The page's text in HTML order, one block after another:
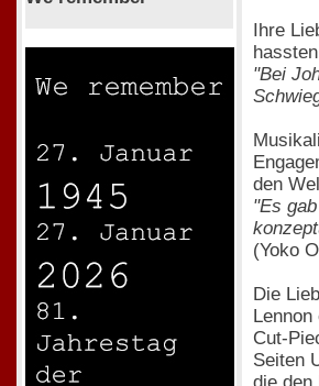
Ihre
"Bei
den
"Es
(Yoko
Die
Cut-
Seiten